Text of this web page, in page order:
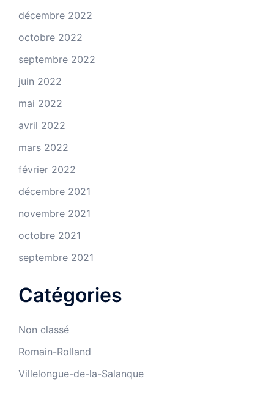
décembre 2022
octobre 2022
septembre 2022
juin 2022
mai 2022
avril 2022
mars 2022
février 2022
décembre 2021
novembre 2021
octobre 2021
septembre 2021
Catégories
Non classé
Romain-Rolland
Villelongue-de-la-Salanque